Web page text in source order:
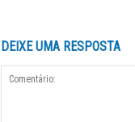
DEIXE UMA RESPOSTA